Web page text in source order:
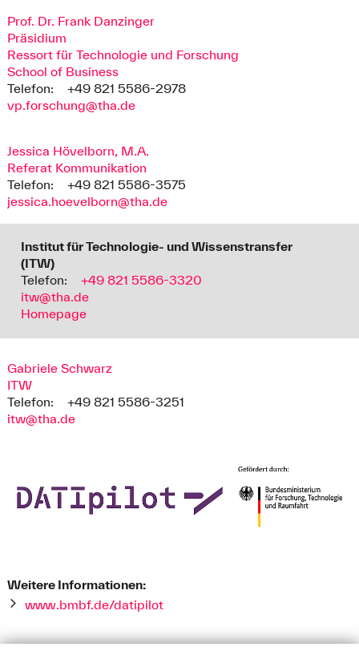
Prof. Dr. Frank Danzinger
Präsidium
Ressort für Technologie und Forschung
School of Business
Telefon:
+49 821 5586-2978
vp.forschung@tha.de
Jessica Hövelborn, M.A.
Referat Kommunikation
Telefon:
+49 821 5586-3575
jessica.hoevelborn@tha.de
Institut für Technologie- und Wissenstransfer
(ITW)
Telefon:
+49 821 5586-3320
itw@tha.de
Homepage
Gabriele Schwarz
ITW
Telefon:
+49 821 5586-3251
itw@tha.de
Weitere Informationen:
www.bmbf.de/datipilot